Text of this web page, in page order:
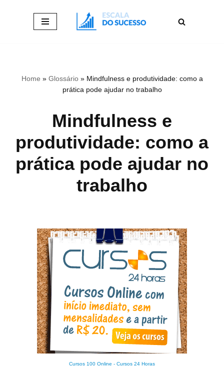
Home » Glossário» Mindfulness e produtividade: como a
prática pode ajudar no trabalho
Mindfulness e
produtividade: como a
prática pode ajudar no
trabalho
Cursos 100 Online - Cursos 24 Horas